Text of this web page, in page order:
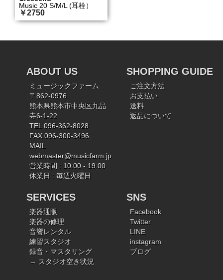
Music 20 S/M/L (耳栓）
￥2750
ABOUT US
ミュージックファーム
〒862-0976
熊本県熊本市中央区九品
寺6-1-22
TEL 096-362-8028
FAX 096-300-3496
MAIL
webmaster@musicfarm.jp
営業時間 : 10:00 - 19:00
休業日 : 毎週火曜日
SHOPPING GUIDE
ご注文方法
お支払い
送料
返品について
SERVICES
楽器通販
楽器の修理
音響レンタル
練習スタジオ
録音・マスタリング
→ スタジオ空き状況
SNS
Facebook
Twitter
LINE
instagram
ブログ